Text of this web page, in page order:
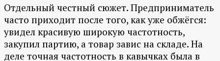
Отдельный честный сюжет. Предприниматель
часто приходит после того, как уже обжёгся:
увидел красивую широкую частотность,
закупил партию, а товар завис на складе. На
деле точная частотность в кавычках была в